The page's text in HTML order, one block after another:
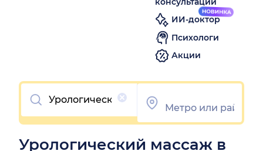
ИИ-доктор
Психологи
Акции
Очистить
Урологический массаж в